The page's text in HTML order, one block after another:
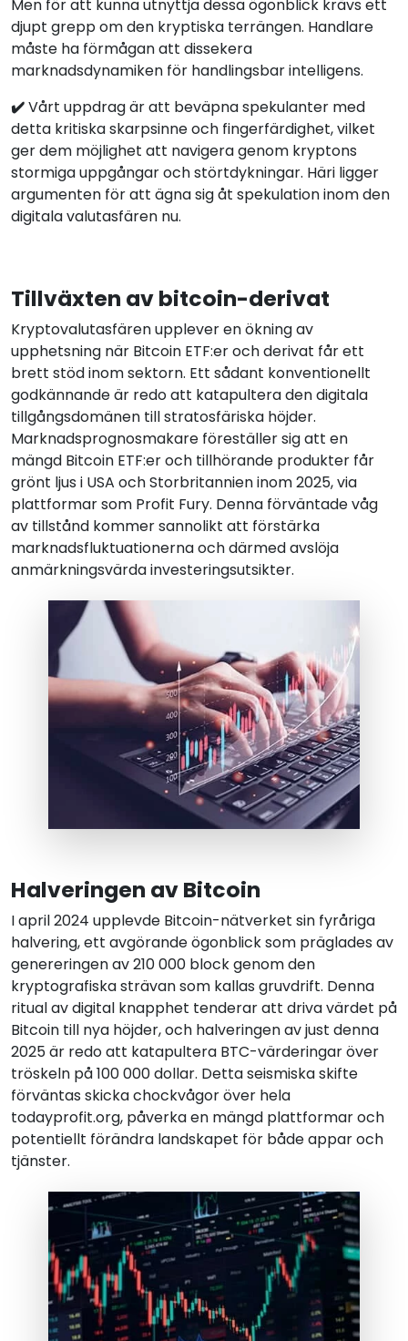
Men för att kunna utnyttja dessa ögonblick krävs ett
djupt grepp om den kryptiska terrängen. Handlare
måste ha förmågan att dissekera
marknadsdynamiken för handlingsbar intelligens.
✔️Vårt uppdrag är att beväpna spekulanter med
detta kritiska skarpsinne och fingerfärdighet, vilket
ger dem möjlighet att navigera genom kryptons
stormiga uppgångar och störtdykningar. Häri ligger
argumenten för att ägna sig åt spekulation inom den
digitala valutasfären nu.
Tillväxten av bitcoin-derivat
Kryptovalutasfären upplever en ökning av
upphetsning när Bitcoin ETF:er och derivat får ett
brett stöd inom sektorn. Ett sådant konventionellt
godkännande är redo att katapultera den digitala
tillgångsdomänen till stratosfäriska höjder.
Marknadsprognosmakare föreställer sig att en
mängd Bitcoin ETF:er och tillhörande produkter får
grönt ljus i USA och Storbritannien inom 2025, via
plattformar som Profit Fury. Denna förväntade våg
av tillstånd kommer sannolikt att förstärka
marknadsfluktuationerna och därmed avslöja
anmärkningsvärda investeringsutsikter.
Halveringen av Bitcoin
I april 2024 upplevde Bitcoin-nätverket sin fyråriga
halvering, ett avgörande ögonblick som präglades av
genereringen av 210 000 block genom den
kryptografiska strävan som kallas gruvdrift. Denna
ritual av digital knapphet tenderar att driva värdet på
Bitcoin till nya höjder, och halveringen av just denna
2025 är redo att katapultera BTC-värderingar över
tröskeln på 100 000 dollar. Detta seismiska skifte
förväntas skicka chockvågor över hela
todayprofit.org, påverka en mängd plattformar och
potentiellt förändra landskapet för både appar och
tjänster.